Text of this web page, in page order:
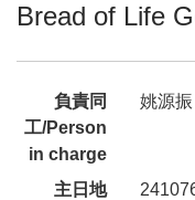
Bread of Life
負責同
工/Person
in charge
姚源
主日地